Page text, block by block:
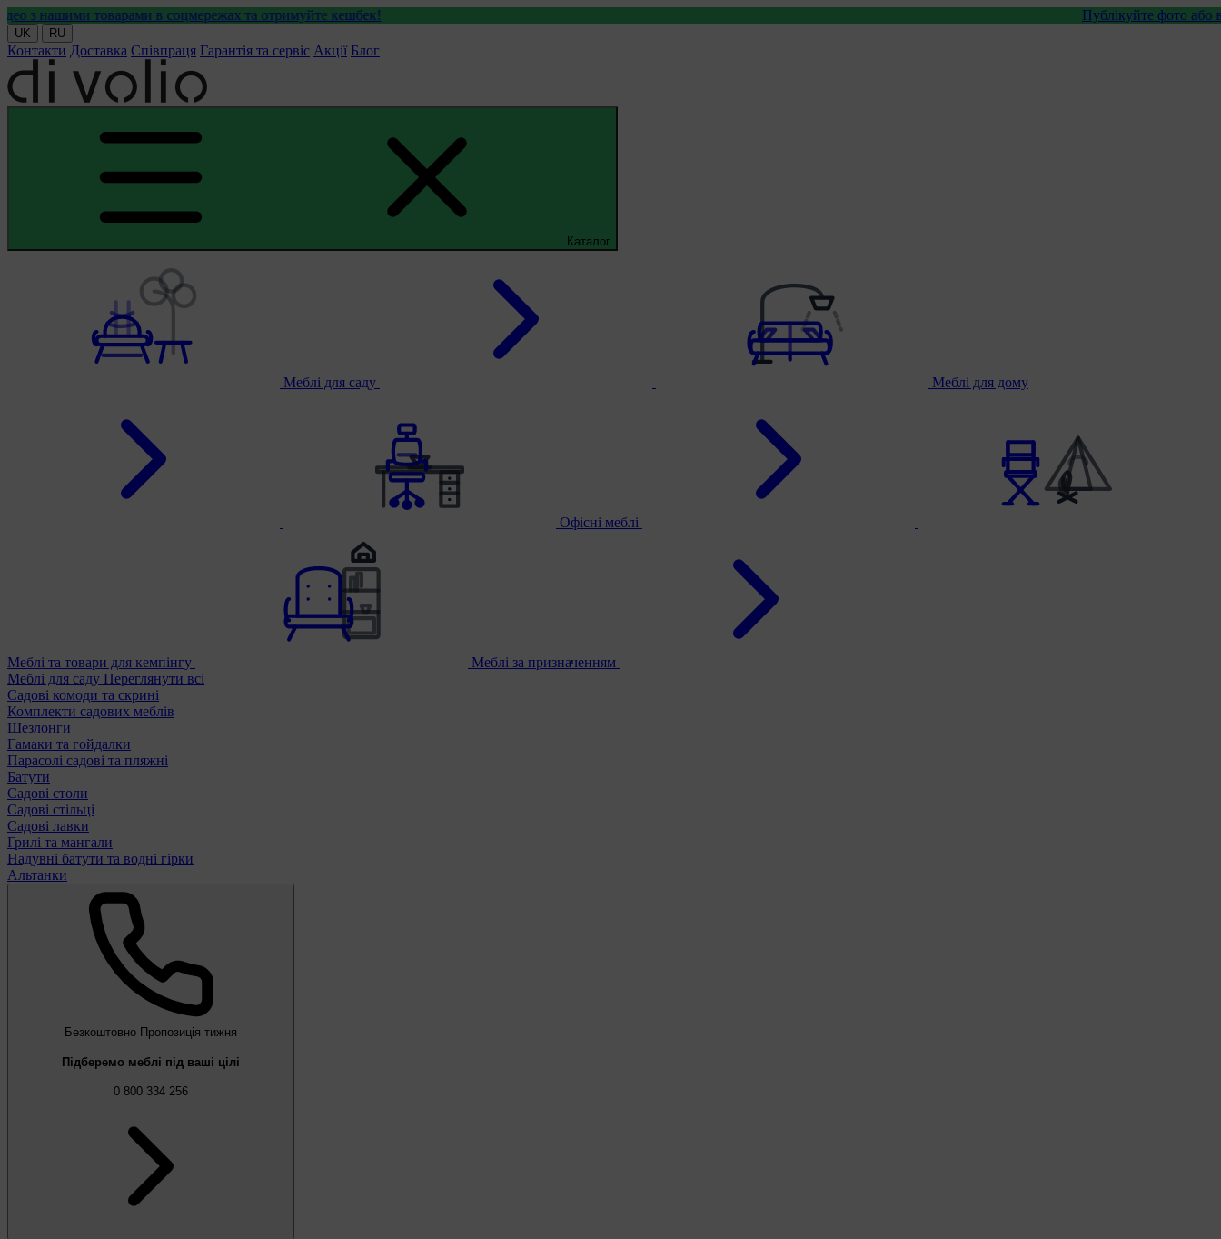
товарами в соцмережах та отримуйте кешбек! Публікуйте фото або відео з
UK RU
Контакти Доставка Співпраця Гарантія та сервіс Акції Блог
Каталог
Меблі для саду Меблі для дому
Офісні меблі
Меблі та товари для кемпінгу
Меблі за призначенням
Меблі для саду Переглянути всі
Садові комоди та скрині
Комплекти садових меблів
Шезлонги
Гамаки та гойдалки
Парасолі садові та пляжні
Батути
Садові столи
Садові стільці
Садові лавки
Грилі та мангали
Надувні батути та водні гірки
Альтанки
Безкоштовно Пропозиція тижня
Підберемо меблі під ваші цілі
0 800 334 256